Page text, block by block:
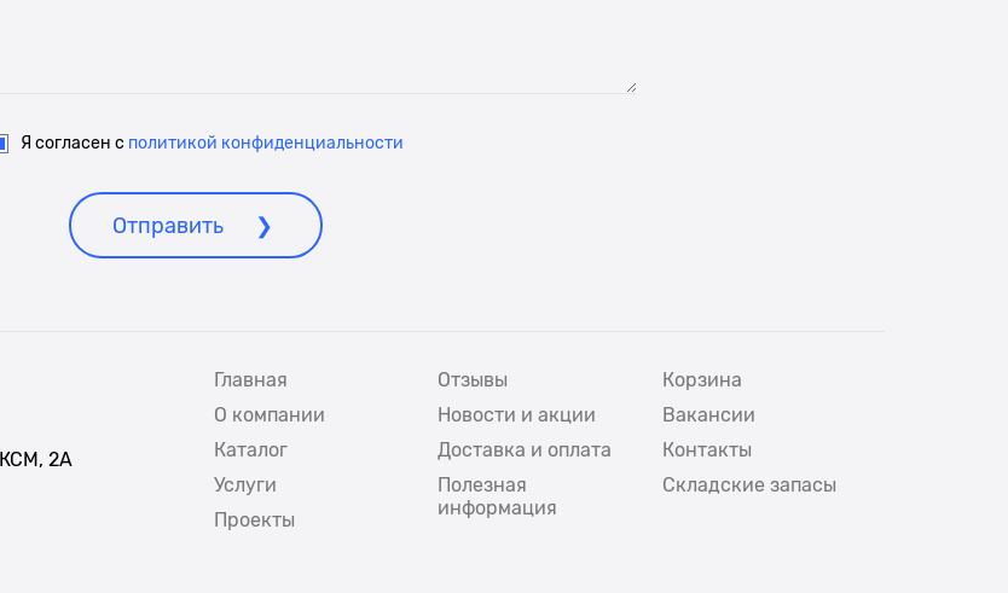
Я согласен с политикой конфиденциальности
Отправить
2А
Главная
О компании
Каталог
Услуги
Проекты
Отзывы
Новости и акции
Доставка и оплата
Полезная
информация
Корзина
Вакансии
Контакты
Складские запасы